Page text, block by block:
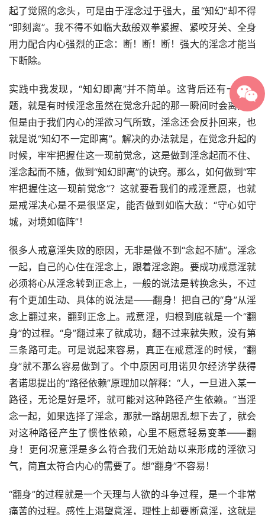
起了觉照的念头，可是由于淫念过于强大，虽“知幻”却不得
“即刻离”。我不得不如临大敌般双拳紧握、紧咬牙关、全身
用力配合内心强烈的正念：断！断！断！强大的淫念才能当
下断除。
实践中我发现，“知幻即离”并不简单。这背后还有一个问
题，就是有时候淫念虽然在觉念升起的那一瞬间时会离开，
但是由于我们内心的淫欲习气所致，淫念还会反扑回来，也
就是说“知幻不一定即离”。解决的办法就是，在觉念升起的
时候，牢牢把握住这一现前觉念，这是做到淫念起而不住、
淫念起而不随，做到“知幻即离”的诀窍。那么，如何做到“牢
牢把握住这一现前觉念”？这就要看我们的戒淫意愿，也就
是戒淫决心是不是很坚定，能否做到如临大敌：“守心如守
城，对境如临阵”！
很多人戒意淫失败的原因，无非是做不到“念起不随”。淫念
一起，自己的心住在淫念上，跟着淫念跑。要成功戒意淫就
必须将心从淫念转到正念上，一般的说法是转换念头，不过
有个更加生动、具体的说法是——翻身！把自己的“身”从淫
念上翻过来，翻到正念上。戒意淫，归根到底就是一个“翻
身”的过程。“身”翻过来了就成功，翻不过来就失败，没有第
三条路可走。可是说起来容易，真正在戒意淫的时候，“翻
身”就不那么容易做到了。个中原因可用诺贝尔经济学获得
者诺思提出的“路径依赖”原理加以解释：“人，一旦进入某一
路径，无论是好是坏，就可能对这种路径产生依赖。”当淫
念一起，如果选择了淫念，那就一路胡思乱想下去了，就会
对这种路径产生了惯性依赖，心里不愿意轻易变革——翻
身！更何况意淫是多么符合我们无始劫以来形成的淫欲习
气，简直太符合内心的需要了。想“翻身”不容易！
“翻身”的过程就是一个天理与人欲的斗争过程，是一个非常
痛苦的过程。感性上渴望意淫，理性上却要断意淫，这就是